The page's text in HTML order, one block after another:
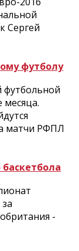
Сергей
футболу
футбольной
месяца.
матчи РФПЛ
-